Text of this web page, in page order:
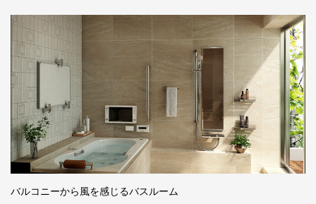
バルコニーから風を感じるバスルーム